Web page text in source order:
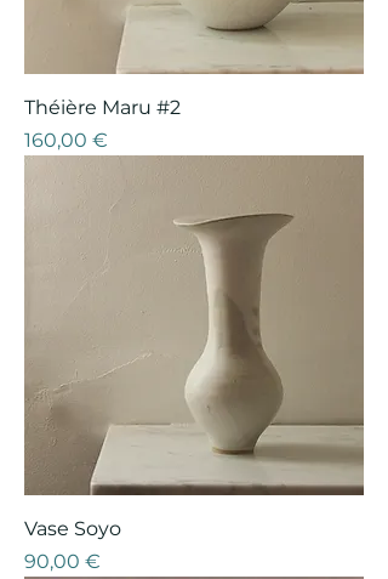
Théière Maru #2
Prix
160,00 €
Vase Soyo
Prix
90,00 €